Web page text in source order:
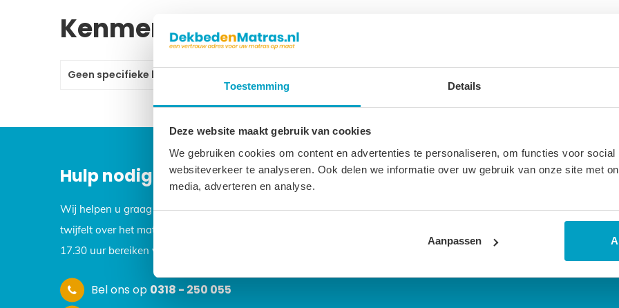
Toestemming Details
Deze website maakt gebruik van cookies
We gebruiken cookies om content en advertenties te personaliseren, om functies voor
websiteverkeer te analyseren. Ook delen we informatie over uw gebruik van onze site met
media, adverteren en analyse.
Aanpassen
Kenmerken
Geen specifieke kenmerken gevonden.
Hulp nodig bij het uitzoeken van uw matras?
Wij helpen u graag wanneer u vragen heeft over een dekbed of matras! En we geven u advies wanneer u
twijfelt over het matras of dekbed naar uw keuze. U kunt ons van maandag tot en met vrijdag tussen 9.00 en
17.30 uur bereiken via onderstaande telefoonnummer.
Bel ons op 0318 - 250 055